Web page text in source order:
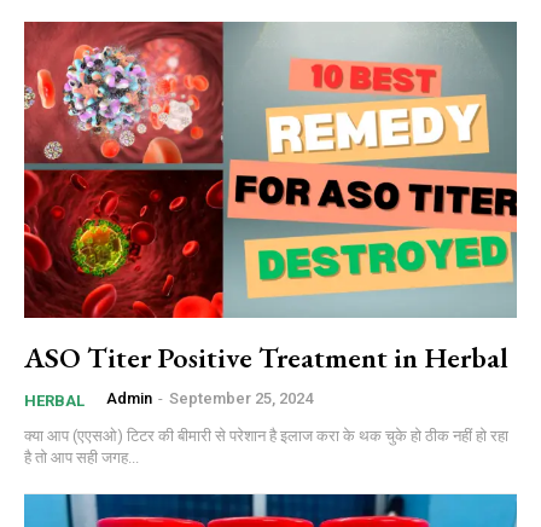
ASO Titer Positive Treatment in Herbal
HERBAL Admin - September 25, 2024
क्या आप (एएसओ) टिटर की बीमारी से परेशान है इलाज करा के थक चुके हो ठीक नहीं हो रहा
है तो आप सही जगह...